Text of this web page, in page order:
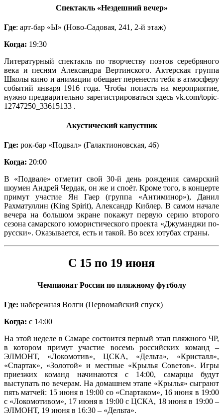
Спектакль «Нездешний вечер»
Где: арт-бар «Ы» (Ново-Садовая, 241, 2-й этаж)
Когда: 19:30
Литературный спектакль по творчеству поэтов серебряного
века и песням Александра Вертинского. Актерская группа
Школы кино и анимации обещает перенести тебя в атмосферу
событий января 1916 года. Чтобы попасть на мероприятие,
нужно предварительно зарегистрироваться здесь vk.com/topic-
12747250_33615133 .
Акустический капустник
Где: рок-бар «Подвал» (Галактионовская, 46)
Когда: 20:00
В «Подвале» отметит свой 30-й день рождения самарский
шоумен Андрей Чердак, он же и споёт. Кроме того, в концерте
примут участие Ян Гаер (группа «Антиминор»), Данил
Рахматуллин (King Spirit), Александр Киблер. В самом начале
вечера на большом экране покажут первую серию второго
сезона самарского юмористического проекта «Джуманджи по-
русски». Оказывается, есть и такой. Во всех ютубах страны.
С 15 по 19 июня
Чемпионат России по пляжному футболу
Где: набережная Волги (Первомайский спуск)
Когда: с 14:00
На этой неделе в Самаре состоится первый этап пляжного ЧР,
в котором примут участие восемь российских команд –
ЭЛМОНТ, «Локомотив», ЦСКА, «Дельта», «Кристалл»,
«Спартак», «Золотой» и местные «Крылья Советов». Игры
приезжих команд начинаются с 14:00, самарцы будут
выступать по вечерам. На домашнем этапе «Крылья» сыграют
пять матчей: 15 июня в 19:00 со «Спартаком», 16 июня в 19:00
с «Локомотивом», 17 июня в 19:00 с ЦСКА, 18 июня в 19:00 –
ЭЛМОНТ, 19 июня в 16:30 – «Дельта».